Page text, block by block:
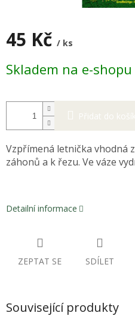
45 Kč / ks
cena:
Skladem na e-
Přidat do
Vzpřímená letnička vhodná
záhonů a k řezu. Ve váze
Detailní informace
ZEPTAT SE SDÍLET
Související produkty